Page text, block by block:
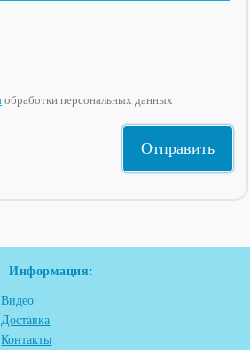
обработки персональных данных
Информация:
Видео
Доставка
Контакты